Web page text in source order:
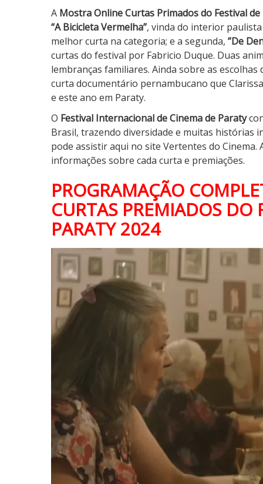
A Mostra Online Curtas Primados do Festival
“A Bicicleta Vermelha”, vinda do interior
melhor curta na categoria; e a segunda, ”De
curtas do festival por Fabricio Duque. Duas
lembranças familiares. Ainda sobre as escolhas
curta documentário pernambucano que
e este ano em Paraty.
O Festival Internacional de Cinema de Paraty
Brasil, trazendo diversidade e muitas histórias
pode assistir aqui no site Vertentes do
informações sobre cada curta e premiações.
PROGRAMAÇÃO
CURTAS PREMIADOS DO
PARATY 2024